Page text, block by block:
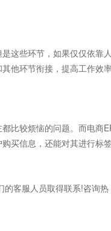
这些环节，如果仅仅依靠
他环节衔接，提高工作效
比较烦恼的问题。而电商
买信息，还能对其进行标
客服人员取得联系!咨询热